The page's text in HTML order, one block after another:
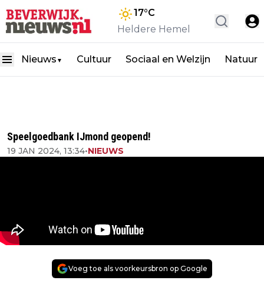
17°C
Heldere Hemel
Nieuws ▼ Cultuur Sociaal en Welzijn Natuur
Speelgoedbank IJmond geopend!
19 JAN 2024, 13:34•NIEUWS
Voeg toe als voorkeursbron op Google